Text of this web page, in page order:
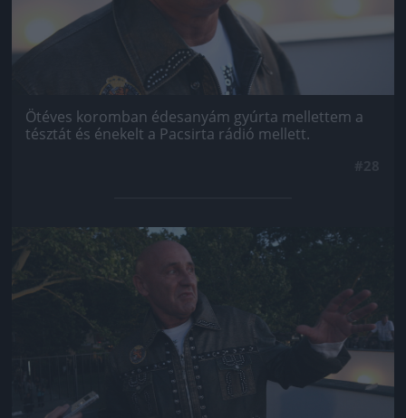
Ötéves koromban édesanyám gyúrta mellettem a
tésztát és énekelt a Pacsirta rádió mellett.
Jön még kép!